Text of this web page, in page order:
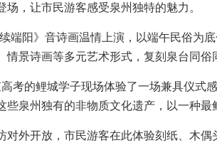
，让市民游客感受泉州独特的魅力。
端阳》音诗画温情上演，以端午民俗为
景诗画等多元艺术形式，复刻泉台同
考的鲤城学子现场体验了一场兼具仪式
泉州独有的非物质文化遗产，以一种最
对外开放，市民游客在此体验刻纸、木